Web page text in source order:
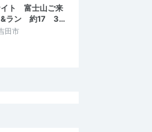
イト 富士山ご来
&ラン 約17 3…
田市